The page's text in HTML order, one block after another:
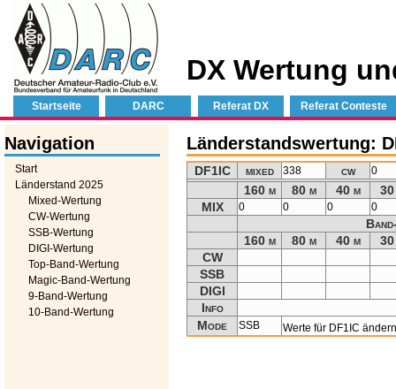
DX Wertung
Startseite DARC Referat DX Referat Conteste
Navigation
Start
Länderstand 2025
Mixed-Wertung
CW-Wertung
SSB-Wertung
DIGI-Wertung
Top-Band-Wertung
Magic-Band-Wertung
9-Band-Wertung
10-Band-Wertung
Länderstandswertung:
DF1IC mixed 338 cw 0
160 m 80 m 40 m
30
MIX
0 0 0 0
160 m
80 m 40 m
30
CW
SSB
DIGI
Info
Mode
SSB Werte für DF1IC